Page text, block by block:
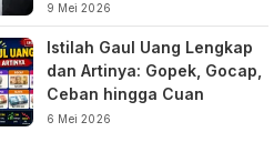
9 Mei 2026
Istilah Gaul Uang Lengkap
dan Artinya: Gopek, Gocap,
Ceban hingga Cuan
6 Mei 2026